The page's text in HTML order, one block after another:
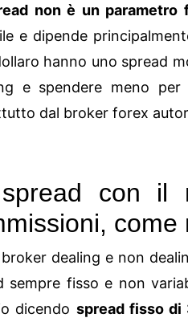
non è un parametro
e dipende
hanno uno spread
e spendere meno
dal broker forex
con il
come
dealing e non
sempre fisso e non
dicendo spread fisso di